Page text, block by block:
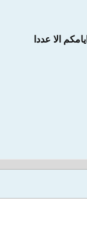
الا عددا